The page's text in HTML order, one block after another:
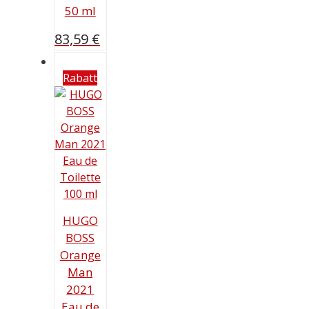
50 ml
83,59 €
Rabatt
HUGO
BOSS
Orange
Man
2021